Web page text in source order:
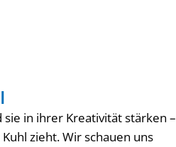
in ihrer Kreativität stärken –
zieht. Wir schauen uns